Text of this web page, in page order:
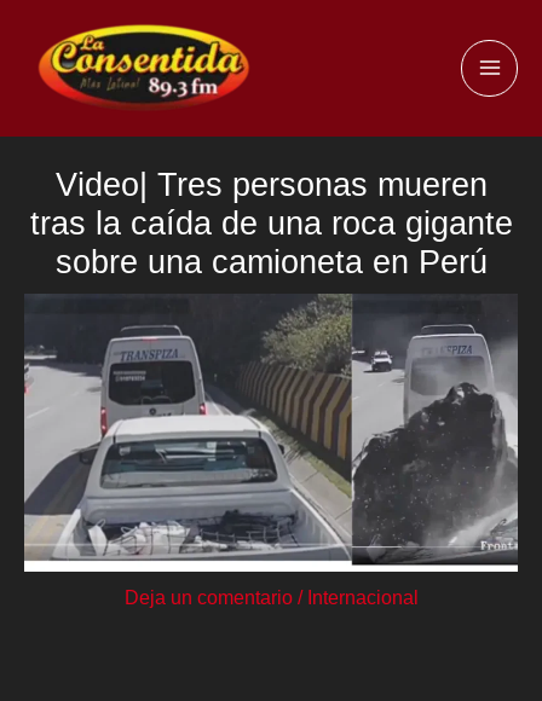
contenido
Video| Tres personas mueren
tras la caída de una roca gigante
sobre una camioneta en Perú
Deja un comentario / Internacional